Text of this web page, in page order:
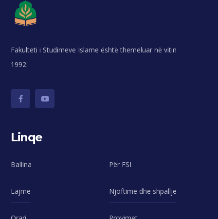
Fakulteti i Studimeve Islame është themeluar në vitin
1992.
Linqe
Ballina Për FSI
Lajme Njoftime dhe shpallje